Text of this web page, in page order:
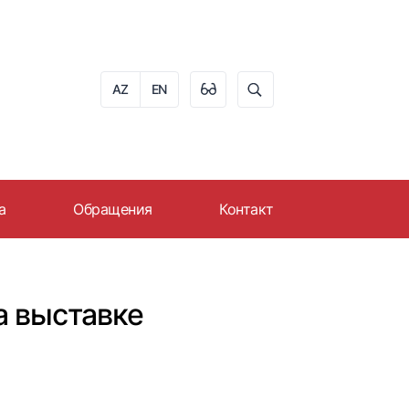
AZ EN
Обращения
Часто задаваемые
Контакт
выставке